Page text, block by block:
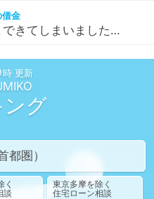
金
きてしまいました…
時 更新
ング
都圏）
く
談
東京多摩を除く
住宅ローン相談